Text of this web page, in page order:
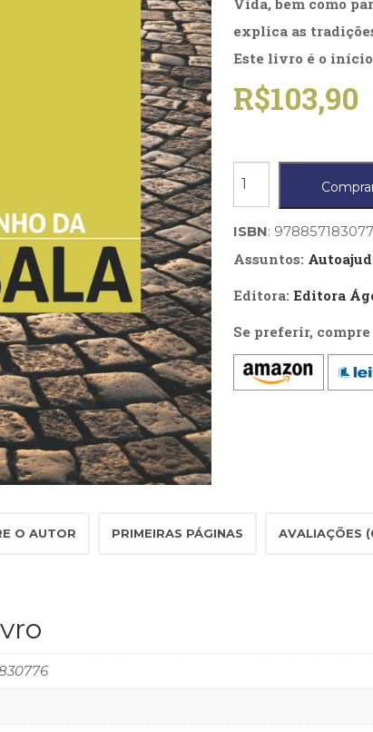
(33)
Puericultura (23)
Empresarial
Religião, Espiritualidade, Filosofia
Televisão (22)
Treinamento e RH (65)
explica as
Este livro é o
R$103,90
Caminho
Cabala,
O
ISBN:
Assuntos:
Editora: Editora
Se preferir,
O AUTOR PRIMEIRAS PÁGINAS AVALIAÇÕES